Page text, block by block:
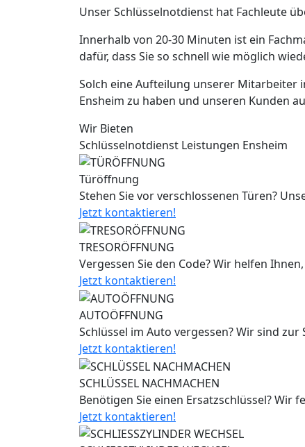
Unser Schlüsselnotdienst hat Fachleute
Innerhalb von 20-30 Minuten ist ein
dafür, dass Sie so schnell wie möglich
Solch eine Aufteilung unserer Mitarbeiter
Ensheim zu haben und unseren Kunden
Wir Bieten
Schlüsselnotdienst Leistungen Ensheim
Türöffnung
Stehen Sie vor verschlossenen Türen?
Jetzt kontaktieren!
TRESORÖFFNUNG
Vergessen Sie den Code? Wir helfen
Jetzt kontaktieren!
AUTOÖFFNUNG
Schlüssel im Auto vergessen? Wir sind
Jetzt kontaktieren!
SCHLÜSSEL NACHMACHEN
Benötigen Sie einen Ersatzschlüssel?
Jetzt kontaktieren!